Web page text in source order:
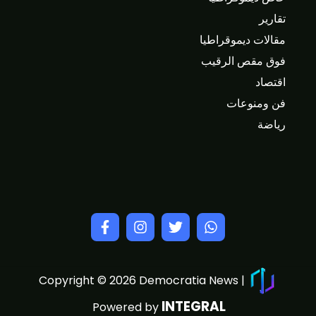
تقارير
مقالات ديموقراطيا
فوق مقص الرقيب
اقتصاد
فن ومنوعات
رياضة
Powered by INTEGRAL